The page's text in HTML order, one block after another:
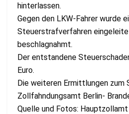
hinterlassen.
Gegen den LKW-Fahrer wurde
Steuerstrafverfahren
beschlagnahmt.
Der entstandene
Euro.
Die weiteren Ermittlungen zum
Zollfahndungsamt Berlin-
Quelle und Fotos: